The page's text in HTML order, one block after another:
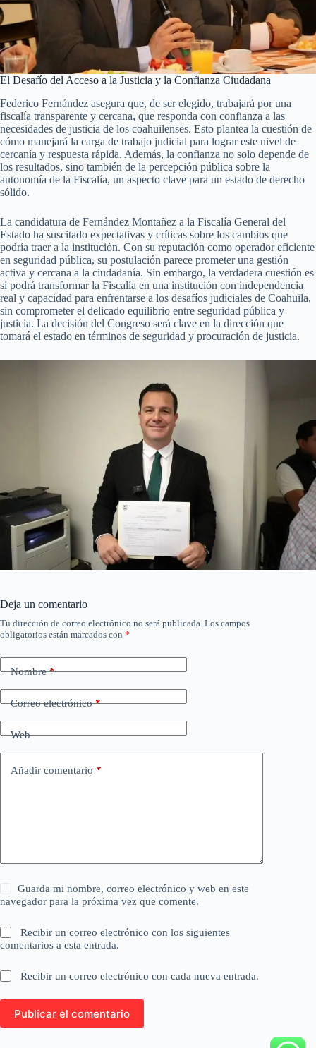
El Desafío del Acceso a la Justicia y la Confianza Ciudadana
Federico Fernández asegura que, de ser elegido, trabajará por una
fiscalía transparente y cercana, que responda con confianza a las
necesidades de justicia de los coahuilenses. Esto plantea la cuestión de
cómo manejará la carga de trabajo judicial para lograr este nivel de
cercanía y respuesta rápida. Además, la confianza no solo depende de
los resultados, sino también de la percepción pública sobre la
autonomía de la Fiscalía, un aspecto clave para un estado de derecho
sólido.
La candidatura de Fernández Montañez a la Fiscalía General del
Estado ha suscitado expectativas y críticas sobre los cambios que
podría traer a la institución. Con su reputación como operador eficiente
en seguridad pública, su postulación parece prometer una gestión
activa y cercana a la ciudadanía. Sin embargo, la verdadera cuestión es
si podrá transformar la Fiscalía en una institución con independencia
real y capacidad para enfrentarse a los desafíos judiciales de Coahuila,
sin comprometer el delicado equilibrio entre seguridad pública y
justicia. La decisión del Congreso será clave en la dirección que
tomará el estado en términos de seguridad y procuración de justicia.
Deja un comentario
Tu dirección de correo electrónico no será publicada. Los campos
obligatorios están marcados con *
Nombre*
Correo electrónico*
Web
Añadir comentario *
Guarda mi nombre, correo electrónico y web en este
navegador para la próxima vez que comente.
Recibir un correo electrónico con los siguientes
comentarios a esta entrada.
Recibir un correo electrónico con cada nueva entrada.
Publicar el comentario